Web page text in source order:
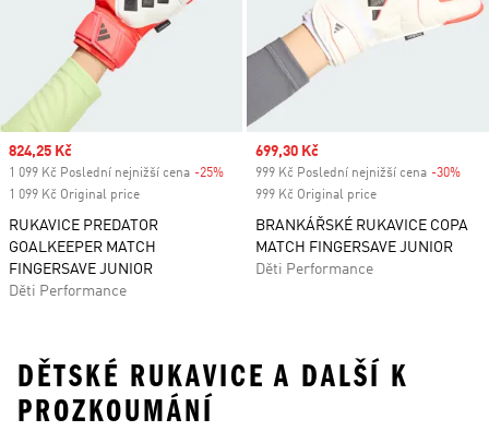
Sale price
824,25 Kč
1 099 Kč Poslední nejnižší cena -25% Discount
1 099 Kč Original price
RUKAVICE PREDATOR
GOALKEEPER MATCH
FINGERSAVE JUNIOR
Děti Performance
Sale price
699,30 Kč
999 Kč Poslední nejnižší cena -30%
999 Kč Original price
BRANKÁŘSKÉ RUKAVICE COPA
MATCH FINGERSAVE JUNIOR
Děti Performance
DĚTSKÉ RUKAVICE A DALŠÍ K
PROZKOUMÁNÍ